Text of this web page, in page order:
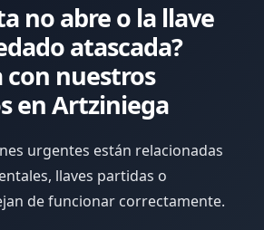
no abre o la llave
atascada?
con nuestros
en Artziniega
urgentes están relacionadas
llaves partidas o
de funcionar correctamente.